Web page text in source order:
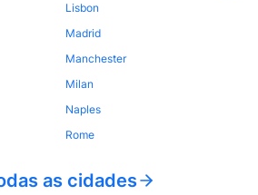
Lisbon
Madrid
Manchester
Milan
Naples
Rome
as cidades